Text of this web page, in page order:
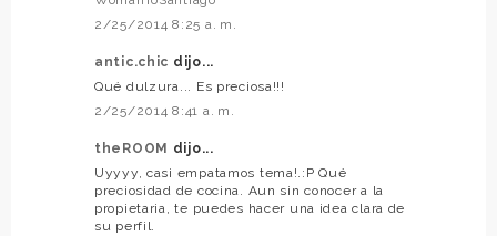
2/25/2014 8:25 a. m.
antic.chic dijo...
Qué dulzura... Es preciosa!!!
2/25/2014 8:41 a. m.
theROOM dijo...
Uyyyy, casi empatamos tema!.:P Qué
preciosidad de cocina. Aun sin conocer a la
propietaria, te puedes hacer una idea clara de
su perfil.